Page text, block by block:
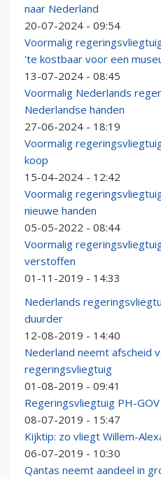
naar Nederland
20-07-2024 - 09:54
Voormalig
'te kostbaar voor een
13-07-2024 - 08:45
Voormalig Nederlands
Nederlandse handen
27-06-2024 - 18:19
Voormalig
koop
15-04-2024 - 12:42
Voormalig
nieuwe handen
05-05-2022 - 08:44
Voormalig
verstoffen
01-11-2019 - 14:33
Nederlands
duurder
12-08-2019 - 14:40
Nederland neemt afscheid
regeringsvliegtuig
01-08-2019 - 09:41
Regeringsvliegtuig PH-
08-07-2019 - 15:47
Kijktip: zo vliegt Willem-
06-07-2019 - 10:30
Qantas neemt aandeel in